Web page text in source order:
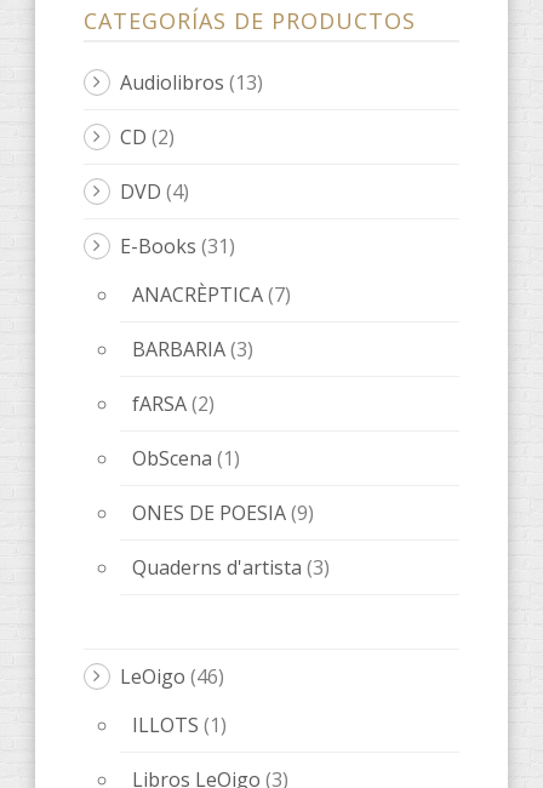
fARSA (2)
ObScena(1)
ONES DE POESIA
Quaderns d'artista
LeOigo (46)
ILLOTS(1)
Libros LeOigo
Música(8)
Poesía(6)
Relatos(20)
Libros (89)
AccentObert'(4)